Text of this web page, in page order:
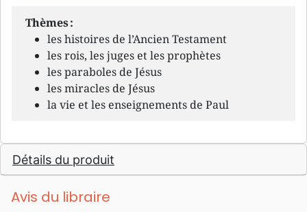
Thèmes :
les histoires de l’Ancien Testament
les rois, les juges et les prophètes
les paraboles de Jésus
les miracles de Jésus
la vie et les enseignements de Paul
Détails du produit
Avis du libraire